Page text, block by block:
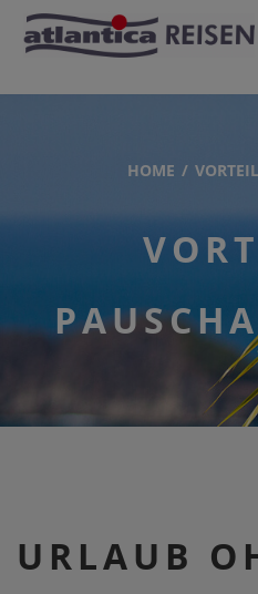
HOME
URLAUB